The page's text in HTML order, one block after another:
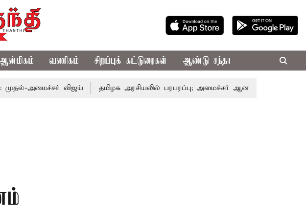
வணிகம் சிறப்புக் கட்டுரைகள் ஆண்டு சந்தா
விஜய் தமிழக அரசியலில் பரபரப்பு; அமைச்சர் ஆனந்த் உடன் சி.வி. சண்முகம்,